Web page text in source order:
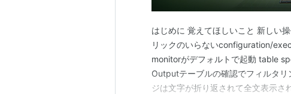
はじめに 覚えてほしいこと 新しい
リックのいらないconfiguration/
monitorがデフォルトで起動 table
Outputテーブルの確認でフィルタ
ジは文字が折り返されて全文表示さ